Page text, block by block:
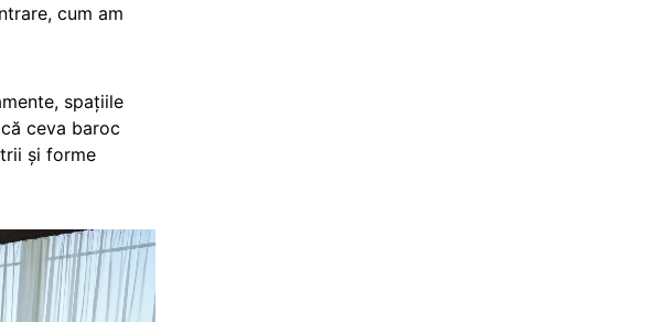
cum am
spațiile
ceva baroc
și forme